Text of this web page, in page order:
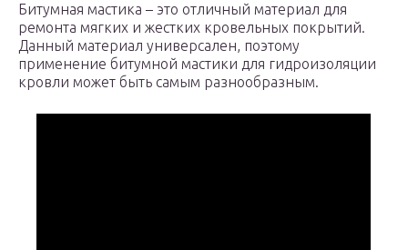
Битумная мастика – это отличный материал для
ремонта мягких и жестких кровельных покрытий.
Данный материал универсален, поэтому
применение битумной мастики для гидроизоляции
кровли может быть самым разнообразным.